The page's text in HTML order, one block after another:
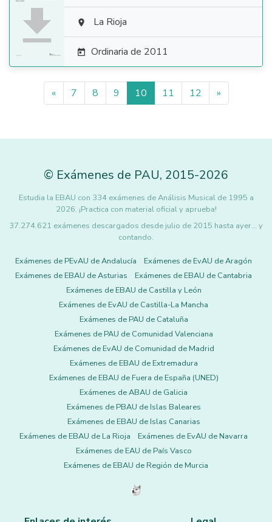
  La Rioja
 Ordinaria de 2011
« 7 8 9 10 11 12 »
© Exámenes de PAU, 2015-2026
Estudia la EBAU con 334 exámenes de Análisis Musical de 1995 a
2026. ¡Practica con material oficial y aprueba!
37.274.621 exámenes descargados desde julio de 2015 hasta ayer... y
contando.
Exámenes de PEvAU de Andalucía
Exámenes de EvAU de Aragón
Exámenes de EBAU de Asturias
Exámenes de EBAU de Cantabria
Exámenes de EBAU de Castilla y León
Exámenes de EvAU de Castilla-La Mancha
Exámenes de PAU de Cataluña
Exámenes de PAU de Comunidad Valenciana
Exámenes de EvAU de Comunidad de Madrid
Exámenes de EBAU de Extremadura
Exámenes de EBAU de Fuera de España (UNED)
Exámenes de ABAU de Galicia
Exámenes de PBAU de Islas Baleares
Exámenes de EBAU de Islas Canarias
Exámenes de EBAU de La Rioja
Exámenes de EvAU de Navarra
Exámenes de EAU de País Vasco
Exámenes de EBAU de Región de Murcia